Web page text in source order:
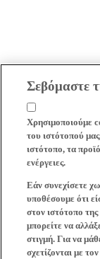
Σεβόμαστε
Χρησιμοποιούμε
του ιστότοπού
ιστότοπο, τα
ενέργειες.
Εάν συνεχίσετε
υποθέσουμε ότι
στον ιστότοπο
μπορείτε να
στιγμή. Για να
σχετίζονται με